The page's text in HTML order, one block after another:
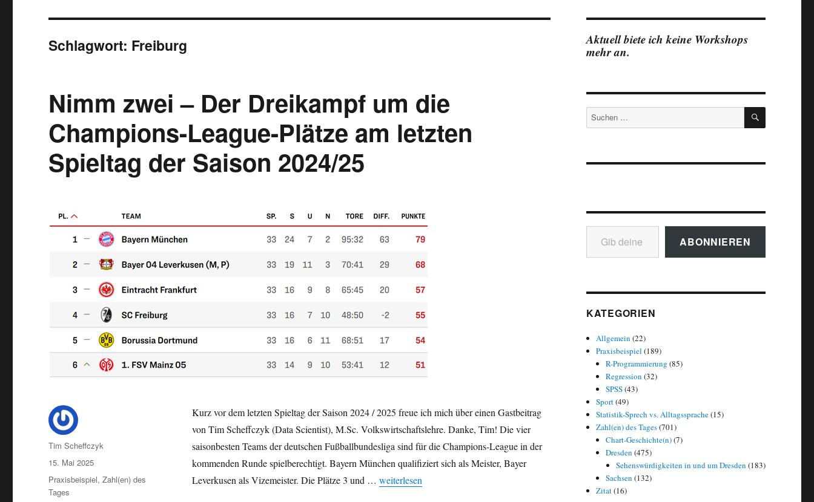
Schlagwort: Freiburg
Nimm zwei – Der Dreikampf um die
Champions-League-Plätze am letzten
Spieltag der Saison 2024/25
Kurz vor dem letzten Spieltag der Saison 2024 / 2025 freue ich mich über einen Gastbeitrag
von Tim Scheffczyk (Data Scientist), M.Sc. Volkswirtschaftslehre. Danke, Tim! Die vier
saisonbesten Teams der deutschen Fußballbundesliga sind für die Champions-League in der
kommenden Runde spielberechtigt. Bayern München qualifiziert sich als Meister, Bayer
Leverkusen als Vizemeister. Die Plätze 3 und … „Nimm zwei – Der Dreikampf um die Champions-League-Plätze am letzten Spieltag der Saison 2024/25“
weiterlesen
Autor
Tim Scheffczyk
Veröffentlicht
am
15. Mai 2025
Kategorien
Praxisbeispiel,Zahl(en) des
Tages
Aktuell biete ich keine Workshops
mehr an.
Suchen
nach:
SUCHEN
Gib deine E-Mail-Adresse ein ...
ABONNIEREN
KATEGORIEN
Allgemein (22)
Praxisbeispiel (189)
R-Programmierung (85)
Regression (32)
SPSS(43)
Sport(49)
Statistik-Sprech vs. Alltagssprache(15)
Zahl(en) des Tages(701)
Chart-Geschichte(n)(7)
Dresden (475)
Sehenswürdigkeiten in und um Dresden (183)
Sachsen (132)
Zitat(16)